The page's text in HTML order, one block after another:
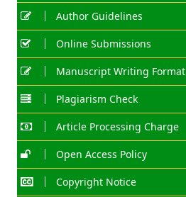
Author Guidelines
Online Submissions
Manuscript Writing Format
Plagiarism Check
Article Processing Charge
Open Access Policy
Copyright Notice